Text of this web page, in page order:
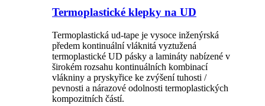
Termoplastické klepky na UD
Termoplastická ud-tape je vysoce inženýrská
předem kontinuální vláknitá vyztužená
termoplastické UD pásky a lamináty nabízené v
širokém rozsahu kontinuálních kombinací
vlákniny a pryskyřice ke zvýšení tuhosti /
pevnosti a nárazové odolnosti termoplastických
kompozitních částí.